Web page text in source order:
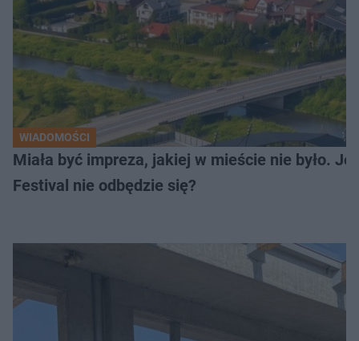
WIADOMOŚCI
Miała być impreza, jakiej w mieście nie było.
Festival nie odbędzie się?